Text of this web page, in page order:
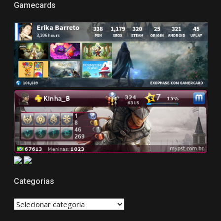
Gamecards
Categorias
CATEGORIAS